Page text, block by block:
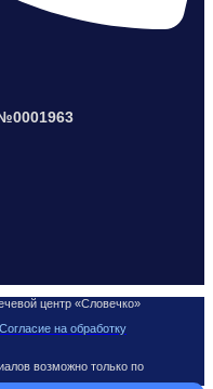
центр «Словечко»
Согласие на обработку
возможно только по